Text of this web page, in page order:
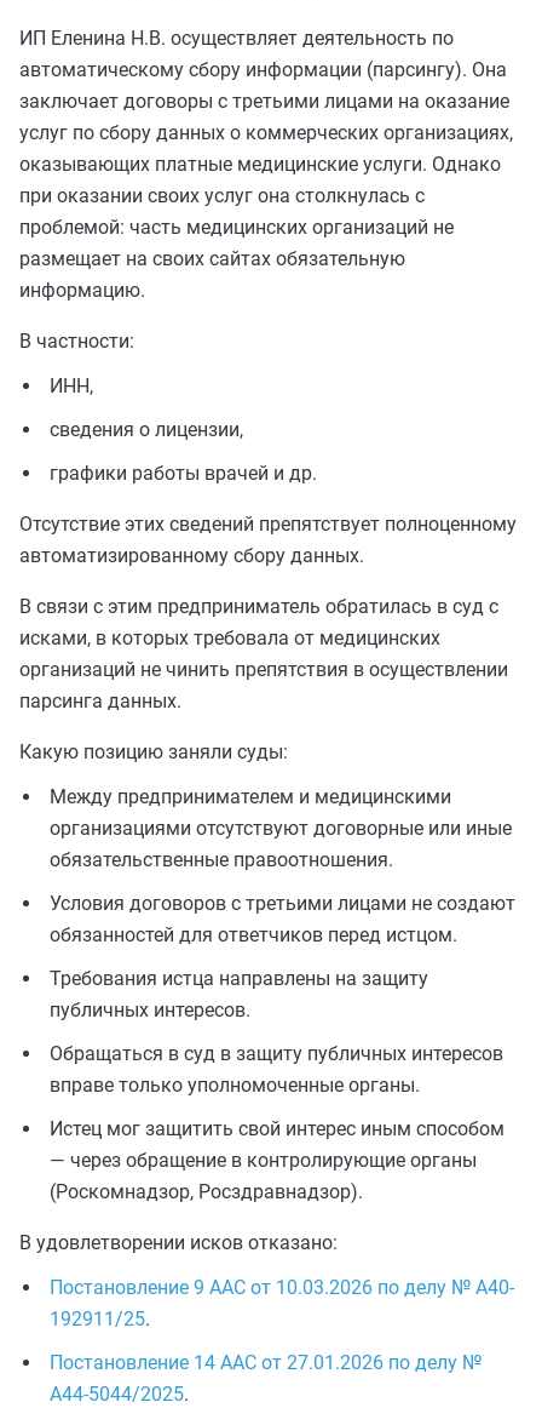
ИП Еленина Н.В. осуществляет деятельность по
автоматическому сбору информации (парсингу). Она
заключает договоры с третьими лицами на оказание
услуг по сбору данных о коммерческих организациях,
оказывающих платные медицинские услуги. Однако
при оказании своих услуг она столкнулась с
проблемой: часть медицинских организаций не
размещает на своих сайтах обязательную
информацию.
В частности:
ИНН,
сведения о лицензии,
графики работы врачей и др.
Отсутствие этих сведений препятствует полноценному
автоматизированному сбору данных.
В связи с этим предприниматель обратилась в суд с
исками, в которых требовала от медицинских
организаций не чинить препятствия в осуществлении
парсинга данных.
Какую позицию заняли суды:
Между предпринимателем и медицинскими
организациями отсутствуют договорные или иные
обязательственные правоотношения.
Условия договоров с третьими лицами не создают
обязанностей для ответчиков перед истцом.
Требования истца направлены на защиту
публичных интересов.
Обращаться в суд в защиту публичных интересов
вправе только уполномоченные органы.
Истец мог защитить свой интерес иным способом
— через обращение в контролирующие органы
(Роскомнадзор, Росздравнадзор).
В удовлетворении исков отказано:
Постановление 9 ААС от 10.03.2026 по делу № А40-
192911/25.
Постановление 14 ААС от 27.01.2026 по делу №
А44-5044/2025.